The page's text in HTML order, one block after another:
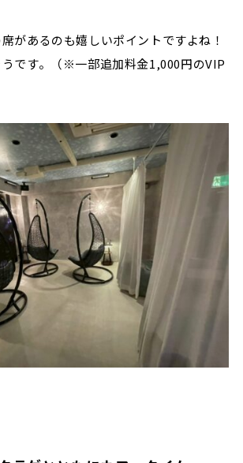
があるのも嬉しいポイントですよね！
です。（※一部追加料金1,000円のVIP